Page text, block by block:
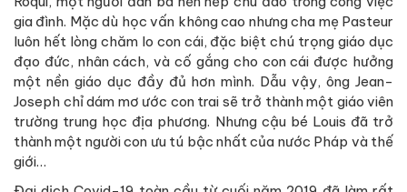
gia đình. Mặc dù học vấn không cao nhưng cha mẹ Pasteur
luôn hết lòng chăm lo con cái, đặc biệt chú trọng giáo dục
đạo đức, nhân cách, và cố gắng cho con cái được hưởng
một nền giáo dục đầy đủ hơn mình. Dẫu vậy, ông Jean-
Joseph chỉ dám mơ ước con trai sẽ trở thành một giáo viên
trường trung học địa phương. Nhưng cậu bé Louis đã trở
thành một người con ưu tú bậc nhất của nước Pháp và thế
giới…